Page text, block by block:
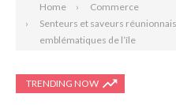
Home
Commerce
Senteurs et saveurs
emblématiques de l’île
TRENDING NOW